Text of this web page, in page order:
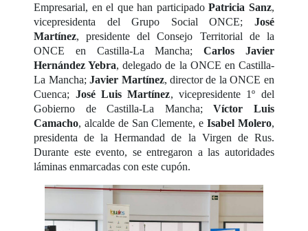
Empresarial, en el que han participadoPatricia Sanz,
vicepresidenta del Grupo Social ONCE; José
Martínez, presidente del Consejo Territorial de la
ONCE en Castilla-La Mancha; Carlos Javier
Hernández Yebra, delegado de la ONCE en Castilla-
La Mancha;Javier Martínez, director de la ONCE en
Cuenca; José Luis Martínez, vicepresidente 1º del
Gobierno de Castilla-La Mancha;Víctor Luis
Camacho, alcalde de San Clemente, e Isabel Molero,
presidenta de la Hermandad de la Virgen de Rus.
Durante este evento, se entregaron a las autoridades
láminas enmarcadas con este cupón.